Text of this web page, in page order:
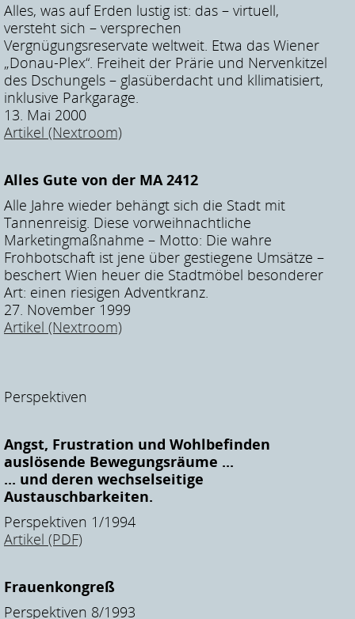
Alles, was auf Erden lustig ist: das – virtuell,
versteht sich – versprechen
Vergnügungsreservate weltweit. Etwa das Wiener
„Donau-Plex“. Freiheit der Prärie und Nervenkitzel
des Dschungels – glasüberdacht und kllimatisiert,
inklusive Parkgarage.
13. Mai 2000
Artikel (Nextroom)
Alles Gute von der MA 2412
Alle Jahre wieder behängt sich die Stadt mit
Tannenreisig. Diese vorweihnachtliche
Marketingmaßnahme – Motto: Die wahre
Frohbotschaft ist jene über gestiegene Umsätze –
beschert Wien heuer die Stadtmöbel besonderer
Art: einen riesigen Adventkranz.
27. November 1999
Artikel (Nextroom)
Perspektiven
Angst, Frustration und Wohlbefinden
auslösende Bewegungsräume ...
... und deren wechselseitige
Austauschbarkeiten.
Perspektiven 1/1994
Artikel (PDF)
Frauenkongreß
Perspektiven 8/1993